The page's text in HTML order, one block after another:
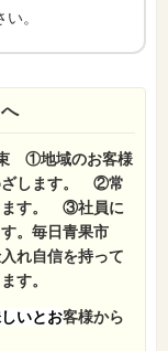
。
束 ①地域のお客様
ざします。 ②常
ます。 ③社員に
。毎日青果市
れ自信を持って
す。
いとお客様から